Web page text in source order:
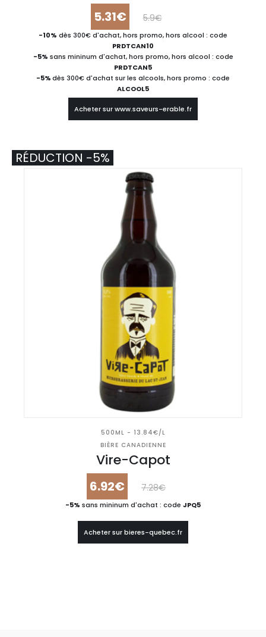
5.31€ 5.9€
-10% dès 300€ d'achat, hors promo, hors alcool : code
PRDTCAN10
-5% sans mininum d'achat, hors promo, hors alcool : code
PRDTCAN5
-5%dès 300€ d'achat sur les alcools, hors promo : code
ALCOOL5
Acheter sur www.saveurs-erable.fr
500ML - 13.84€/L
BIÈRE CANADIENNE
Vire-Capot
6.92€ 7.28€
-5% sans mininum d'achat : code JPQ5
RÉDUCTION -5%
Acheter sur bieres-quebec.fr